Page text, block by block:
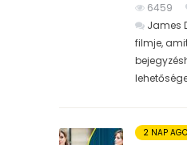
6459
James
filmje,
2 NAP AGO